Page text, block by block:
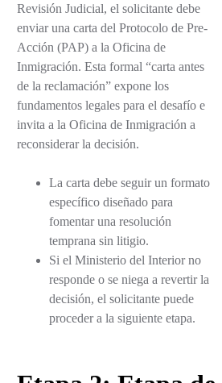
Revisión Judicial, el solicitante debe
enviar una carta del Protocolo de Pre-
Acción (PAP) a la Oficina de
Inmigración. Esta formal “carta antes
de la reclamación” expone los
fundamentos legales para el desafío e
invita a la Oficina de Inmigración a
reconsiderar la decisión.
La carta debe seguir un formato
específico diseñado para
fomentar una resolución
temprana sin litigio.
Si el Ministerio del Interior no
responde o se niega a revertir la
decisión, el solicitante puede
proceder a la siguiente etapa.